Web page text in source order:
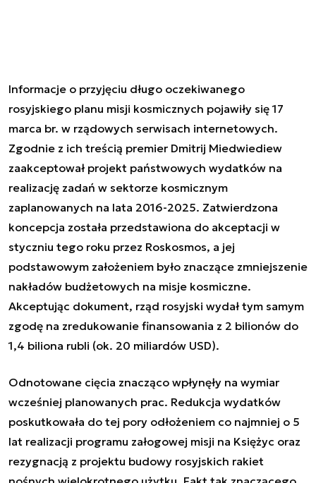
Informacje o przyjęciu długo oczekiwanego
rosyjskiego planu misji kosmicznych pojawiły się 17
marca br. w rządowych serwisach internetowych.
Zgodnie z ich treścią premier Dmitrij Miedwiediew
zaakceptował projekt państwowych wydatków na
realizację zadań w sektorze kosmicznym
zaplanowanych na lata 2016-2025. Zatwierdzona
koncepcja została przedstawiona do akceptacji w
styczniu tego roku przez Roskosmos, a jej
podstawowym założeniem było znaczące zmniejszenie
nakładów budżetowych na misje kosmiczne.
Akceptując dokument, rząd rosyjski wydał tym samym
zgodę na zredukowanie finansowania z 2 bilionów do
1,4 biliona rubli (ok. 20 miliardów USD).
Odnotowane cięcia znacząco wpłynęły na wymiar
wcześniej planowanych prac. Redukcja wydatków
poskutkowała do tej pory odłożeniem co najmniej o 5
lat realizacji programu załogowej misji na Księżyc oraz
rezygnacją z projektu budowy rosyjskich rakiet